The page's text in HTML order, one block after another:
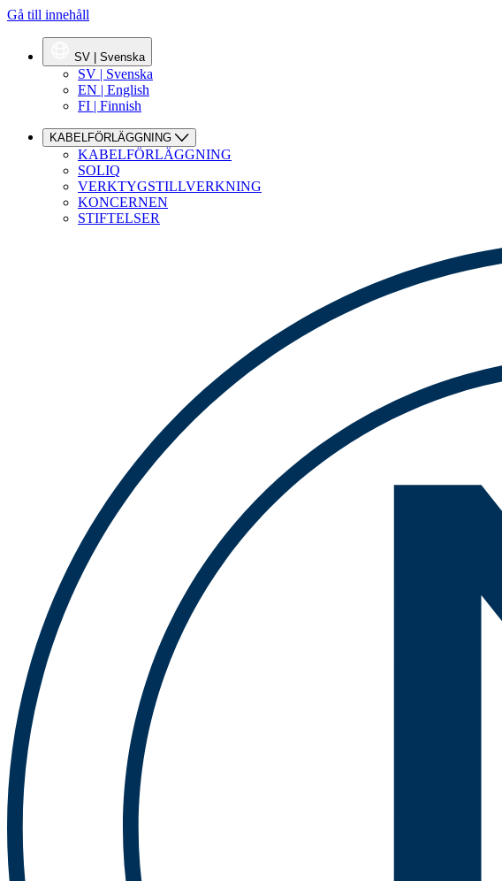
Gå till innehåll
SV | Svenska
SV | Svenska
EN | English
FI | Finnish
KABELFÖRLÄGGNING
KABELFÖRLÄGGNING
SOLIQ
VERKTYGSTILLVERKNING
KONCERNEN
STIFTELSER